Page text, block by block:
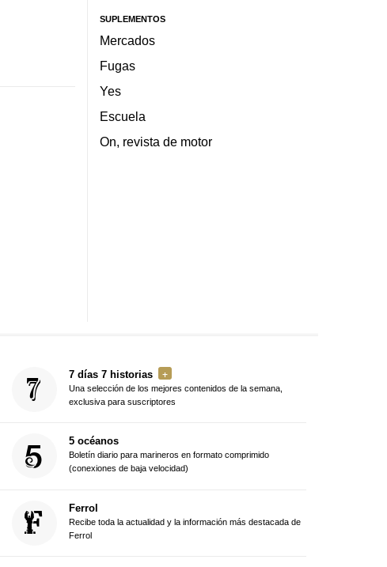
SUPLEMENTOS
Mercados
Fugas
Yes
Escuela
On, revista de motor
7 días 7 historias
Una selección de los mejores contenidos de la semana,
exclusiva para suscriptores
5 océanos
Boletín diario para marineros en formato comprimido
(conexiones de baja velocidad)
Ferrol
Recibe toda la actualidad y la información más destacada de
Ferrol